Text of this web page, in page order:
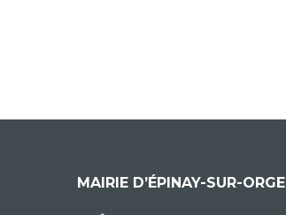
MAIRIE D’ÉPINAY-SUR-ORGE